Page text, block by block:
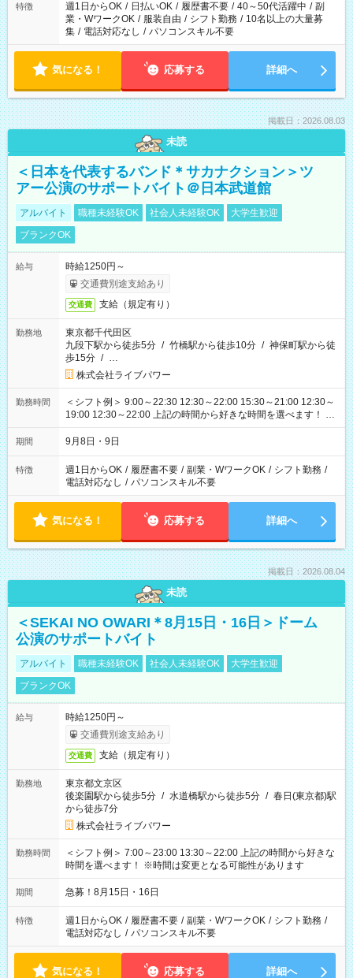
特徴 週1日からOK / 日払いOK / 履歴書不要 / 40～50代活躍中 / 副
業・WワークOK / 服装自由 / シフト勤務 / 10名以上の大量募
集 / 電話対応なし / パソコンスキル不要
気になる！ 応募する 詳細へ
掲載日：2026.08.03
未読
＜日本を代表するバンド＊サカナクション＞ツ
アー公演のサポートバイト＠日本武道館
アルバイト 職種未経験OK 社会人未経験OK
大学生歓迎
ブランクOK
給与
時給1250円～
交通費別途支給あり
交通費 支給（規定有り）
勤務地
東京都千代田区
九段下駅から徒歩5分 / 竹橋駅から徒歩10分 / 神保町駅から徒
歩15分 / …
株式会社ライブパワー
勤務時間
＜シフト例＞ 9:00～22:30 12:30～22:00 15:30～21:00 12:30～
19:00 12:30～22:00 上記の時間から好きな時間を選べます！ ※
時間は変更となる可能性があります
期間 9月8日・9日
特徴 週1日からOK / 履歴書不要 / 副業・WワークOK / シフト勤務 /
電話対応なし / パソコンスキル不要
気になる！ 応募する 詳細へ
掲載日：2026.08.04
未読
＜SEKAI NO OWARI＊8月15日・16日＞ドーム
公演のサポートバイト
アルバイト 職種未経験OK 社会人未経験OK
大学生歓迎
ブランクOK
給与
時給1250円～
交通費別途支給あり
交通費 支給（規定有り）
勤務地
東京都文京区
後楽園駅から徒歩5分 / 水道橋駅から徒歩5分 / 春日(東京都)駅
から徒歩7分
株式会社ライブパワー
勤務時間
＜シフト例＞ 7:00～23:00 13:30～22:00 上記の時間から好きな
時間を選べます！ ※時間は変更となる可能性があります
期間 急募！8月15日・16日
特徴 週1日からOK / 履歴書不要 / 副業・WワークOK / シフト勤務 /
電話対応なし / パソコンスキル不要
気になる！ 応募する 詳細へ